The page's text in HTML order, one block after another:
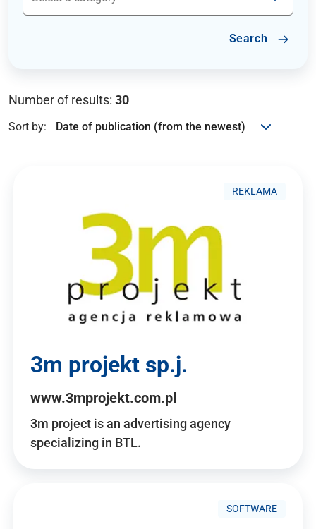
Search
Number of results: 30
Sort by:
REKLAMA
3m projekt sp.j.
www.3mprojekt.com.pl
3m project is an advertising agency
specializing in BTL.
SOFTWARE